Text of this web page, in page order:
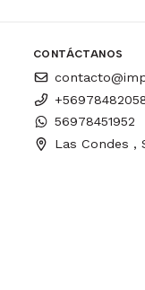
CONTÁCTANOS
56978451952
Las Condes ,